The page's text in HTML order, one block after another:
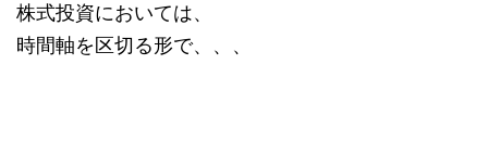
株式投資においては、
時間軸を区切る形で、、、